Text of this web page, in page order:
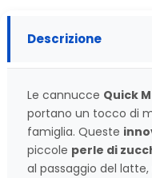
Descrizione
Le cannucce Quick
portano un tocco di
famiglia. Queste
piccole perle di
al passaggio del